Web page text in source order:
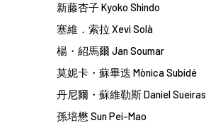
新藤杏子Kyoko Shindo
塞維．索拉 Xevi Solà
楊・紹馬爾 Jan Soumar
莫妮卡・蘇畢迭 Mònica Subidé
丹尼爾・蘇維勒斯 Daniel Sueiras
孫培懋 Sun Pei-Mao